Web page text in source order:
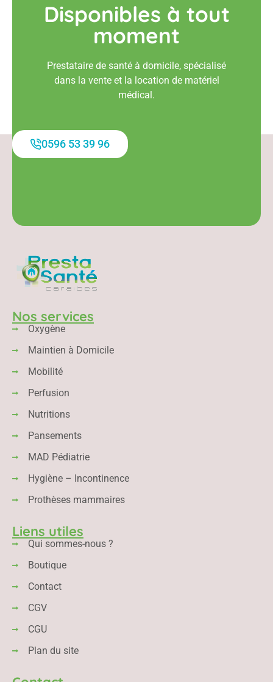
Disponibles à tout
moment
Prestataire de santé à domicile, spécialisé
dans la vente et la location de matériel
médical.
0596 53 39 96
Nos services
Oxygène
Maintien à Domicile
Mobilité
Perfusion
Nutritions
Pansements
MAD Pédiatrie
Hygiène – Incontinence
Prothèses mammaires
Liens utiles
Qui sommes-nous ?
Boutique
Contact
CGV
CGU
Plan du site